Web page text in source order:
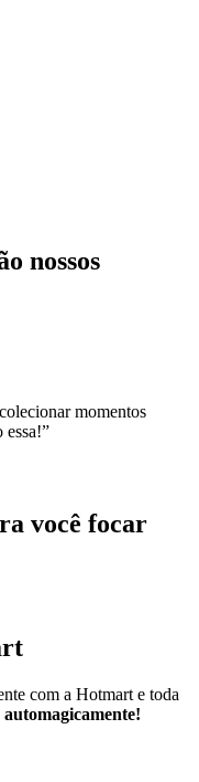
nossos
momentos
essa!”
você focar
com a Hotmart e toda
automagicamente!